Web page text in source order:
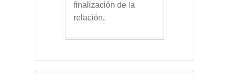
finalización de la
relación.